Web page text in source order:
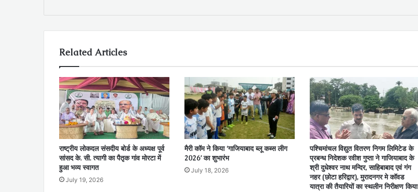
Related Articles
राष्ट्रीय लोकदल संसदीय बोर्ड के अध्यक्ष पूर्व
सांसद के. सी. त्यागी का पैतृक गांव मोरटा में
हुआ भव्य स्वागत
July 19, 2026
मैरी कॉम ने किया ‘गाजियाबाद ब्लू कब्स लीग
2026’ का शुभारंभ
July 18, 2026
पश्चिमांचल विद्युत वितरण निगम लिमिटेड के
प्रबन्ध निदेशक रवीश गुप्ता ने गाजियाबाद के
श्री दुधेश्वर नाथ मन्दिर, साहिबाबाद एवं गंग
नहर (छोटा हरिद्वार), मुरादनगर मे कॉवड
यात्रा की तैयारियों का स्थलीन निरीक्षण किया